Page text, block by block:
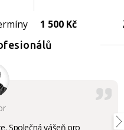
1 500 Kč
Společná vášeň pro